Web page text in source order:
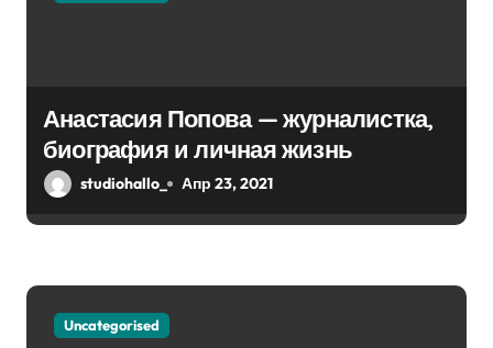
Анастасия Попова — журналистка,
биография и личная жизнь
studiohallo_ Апр 23, 2021
Uncategorised